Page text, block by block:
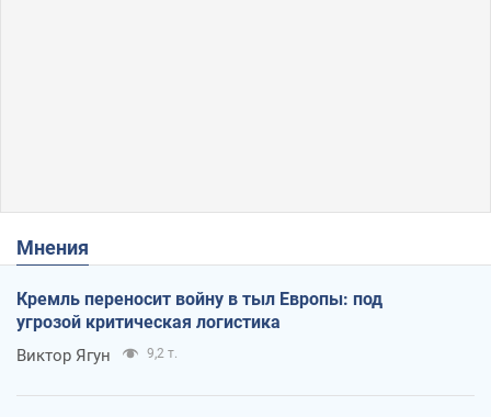
Мнения
Кремль переносит войну в тыл Европы: под
угрозой критическая логистика
Виктор Ягун 9,2 т.